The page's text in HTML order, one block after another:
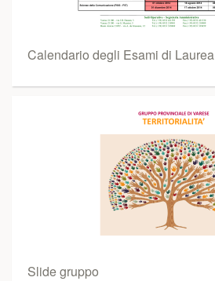
Calendario degli Esami di
Slide gruppo